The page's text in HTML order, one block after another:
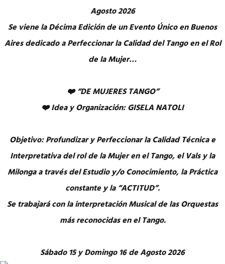
Agosto 2026
Se viene la Décima Edición de un Evento Único en Buenos
Aires dedicado a Perfeccionar la Calidad del Tango en el Rol
de la Mujer…
❤️ “DE MUJERES TANGO”
❤️ Idea y Organización: GISELA NATOLI
Objetivo: Profundizar y Perfeccionar la Calidad Técnica e
Interpretativa del rol de la Mujer en el Tango, el Vals y la
Milonga a través del Estudio y/o Conocimiento, la Práctica
constante y la “ACTITUD”.
Se trabajará con la interpretación Musical de las Orquestas
más reconocidas en el Tango.
Sábado 15 y Domingo 16 de Agosto 2026